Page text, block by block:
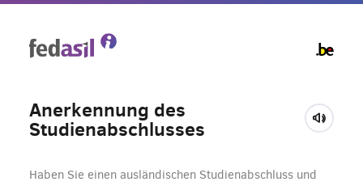
Anerkennung des
Studienabschlusses
Haben Sie einen ausländischen Studienabschluss und